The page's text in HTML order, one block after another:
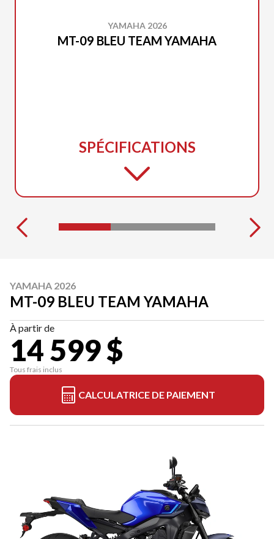
YAMAHA 2026
MT-09 BLEU TEAM YAMAHA
SPÉCIFICATIONS
YAMAHA 2026
MT-09 BLEU TEAM YAMAHA
À partir de
14 599 $
Tous frais inclus
CALCULATRICE DE PAIEMENT